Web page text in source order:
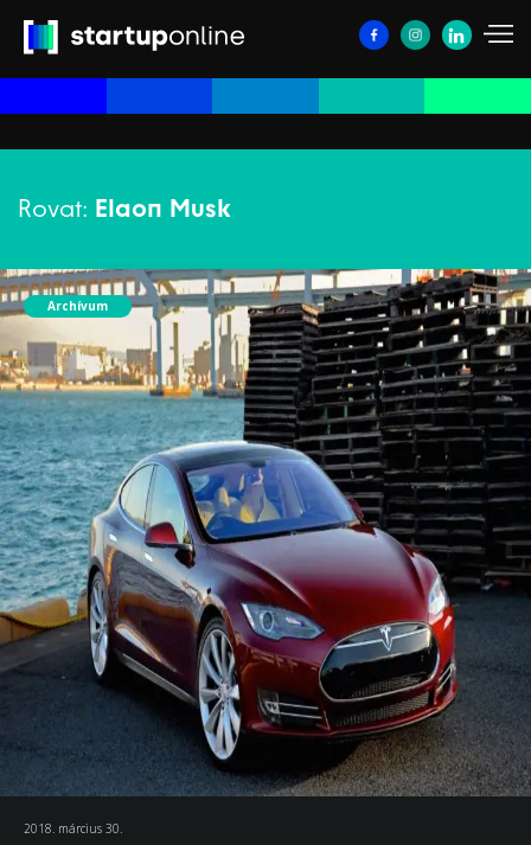
Rovat: Elaon Musk
Archívum
2018. március 30.